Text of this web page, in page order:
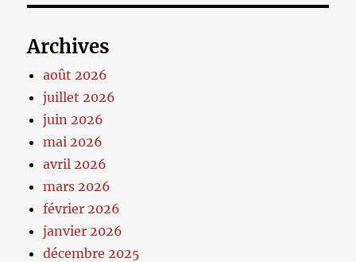
Archives
août 2026
juillet 2026
juin 2026
mai 2026
avril 2026
mars 2026
février 2026
janvier 2026
décembre 2025